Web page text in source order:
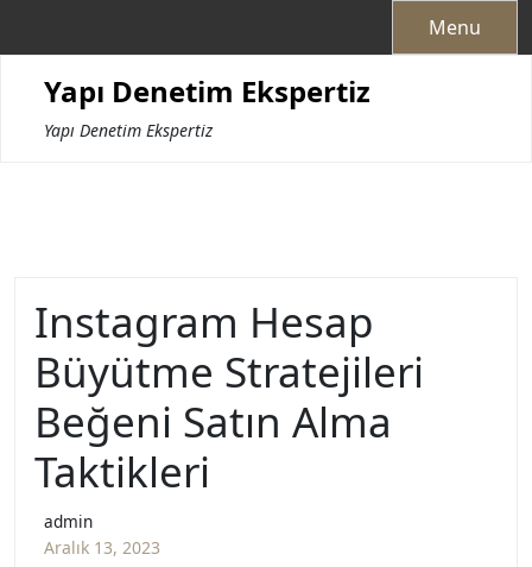
Menu
Yapı Denetim Ekspertiz
Yapı Denetim Ekspertiz
Instagram Hesap
Büyütme Stratejileri
Beğeni Satın Alma
Taktikleri
admin
Aralık 13, 2023